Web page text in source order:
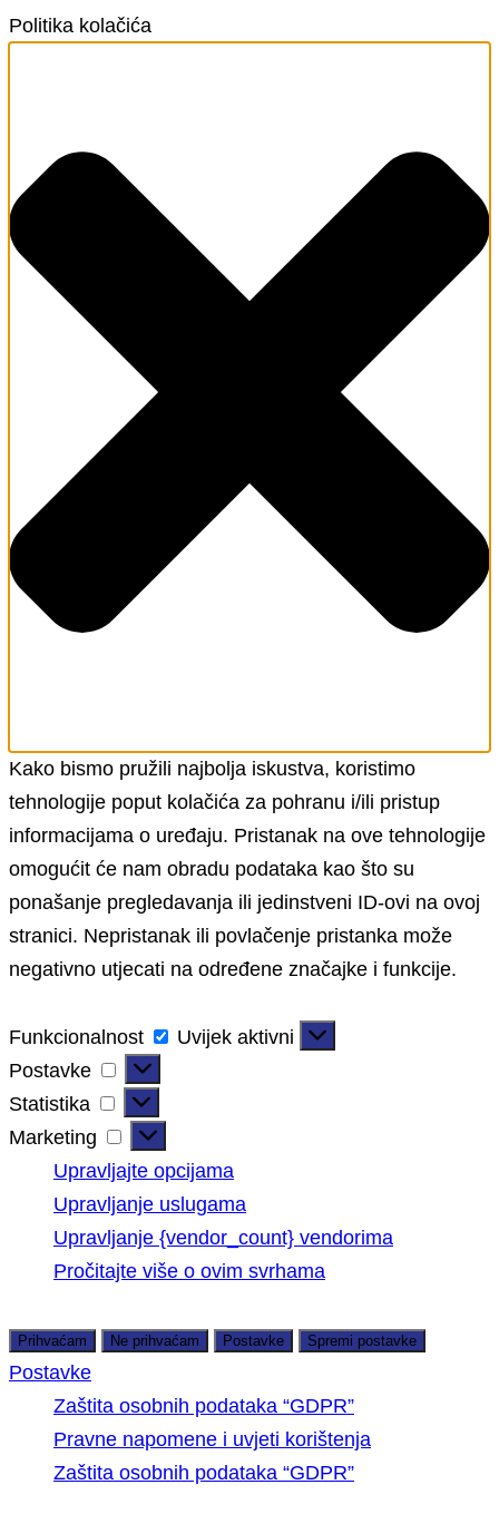
Politika kolačića
Kako bismo pružili najbolja iskustva, koristimo
tehnologije poput kolačića za pohranu i/ili pristup
informacijama o uređaju. Pristanak na ove tehnologije
omogućit će nam obradu podataka kao što su
ponašanje pregledavanja ili jedinstveni ID-ovi na ovoj
stranici. Nepristanak ili povlačenje pristanka može
negativno utjecati na određene značajke i funkcije.
Funkcionalnost
Uvijek aktivni
Postavke
Statistika
Marketing
Upravljajte opcijama
Upravljanje uslugama
Upravljanje {vendor_count} vendorima
Pročitajte više o ovim svrhama
Prihvaćam Ne prihvaćam Postavke Spremi postavke
Postavke
Zaštita osobnih podataka “GDPR”
Pravne napomene i uvjeti korištenja
Zaštita osobnih podataka “GDPR”